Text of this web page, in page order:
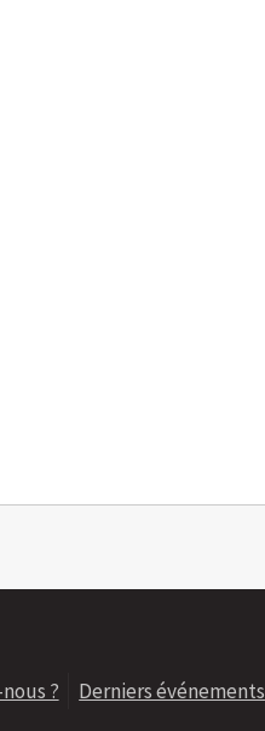
? Derniers événements